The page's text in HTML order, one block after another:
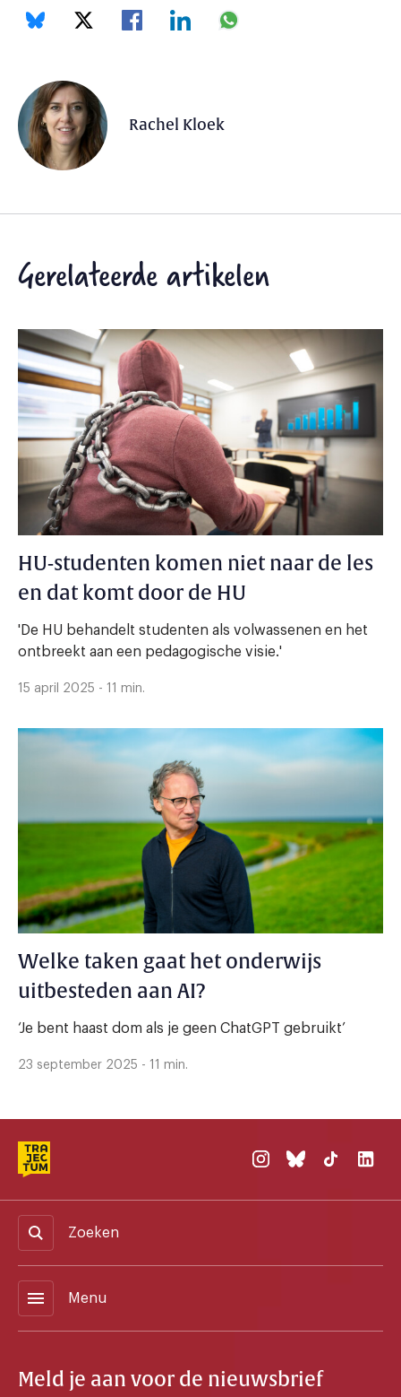
Rachel Kloek
Gerelateerde artikelen
HU-studenten komen niet naar de les
en dat komt door de HU
'De HU behandelt studenten als volwassenen en het
ontbreekt aan een pedagogische visie.'
15 april 2025 - 11 min.
Welke taken gaat het onderwijs
uitbesteden aan AI?
‘Je bent haast dom als je geen ChatGPT gebruikt’
23 september 2025 - 11 min.
Zoeken
menu Menu
Meld je aan voor de nieuwsbrief